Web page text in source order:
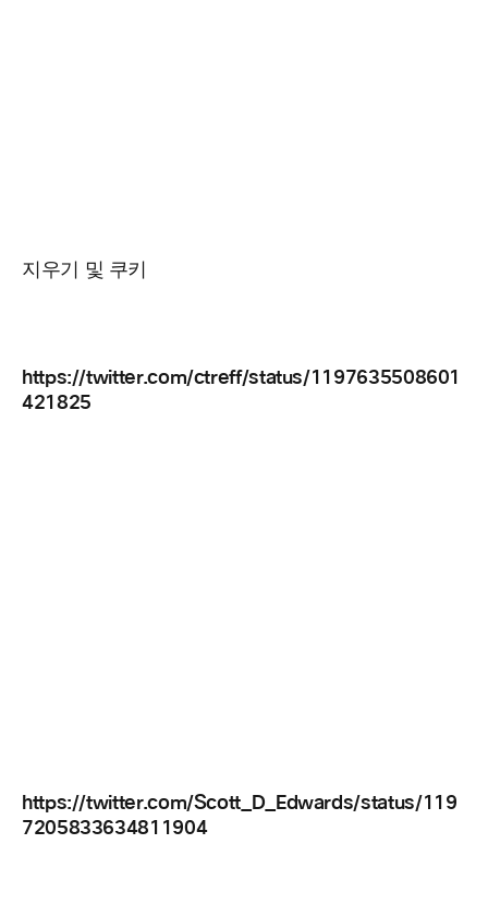
지우기 및 쿠키
https://twitter.com/ctreff/status/1197635508601
421825
https://twitter.com/Scott_D_Edwards/status/119
7205833634811904